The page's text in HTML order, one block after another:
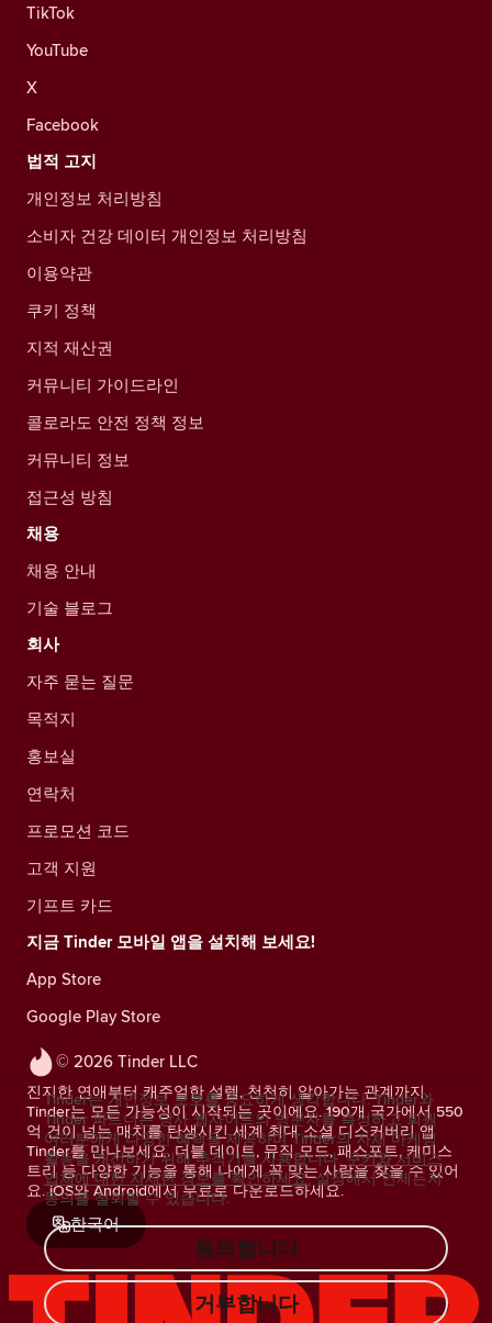
© 2026 Tinder LLC
진지한 연애부터 캐주얼한 설렘, 천천히 알아가는 관계까지.
Tinder는 모든 가능성이 시작되는 곳이에요. 190개 국가에서 550
억 건이 넘는 매치를 탄생시킨 세계 최대 소셜 디스커버리 앱
Tinder를 만나보세요. 더블 데이트, 뮤직 모드, 패스포트, 케미스
트리 등 다양한 기능을 통해 나에게 꼭 맞는 사람을 찾을 수 있어
요. iOS와 Android에서 무료로 다운로드하세요.
한국어
TikTok
YouTube
X
Facebook
법적 고지
개인정보 처리방침
소비자 건강 데이터 개인정보 처리방침
이용약관
쿠키 정책
지적 재산권
커뮤니티 가이드라인
콜로라도 안전 정책 정보
커뮤니티 정보
접근성 방침
채용
채용 안내
기술 블로그
회사
자주 묻는 질문
목적지
홍보실
연락처
프로모션 코드
고객 지원
기프트 카드
지금 Tinder 모바일 앱을 설치해 보세요!
App Store
Google Play Store
Tinder는 개인정보 보호를 중요하게 생각합니다. Tinder와
Tinder 파트너는 당사 웹사이트의 방문자를 측정하고 회원
여러분에게 다양한 혜택을 제공하며 Tinder의 자체 마케팅
활동을 개선하기 위해 추적기를 사용합니다. 쿠키와 서비스
업체에 대한 자세한 정보를 확인하세요. 설정에서 언제든지
동의를 철회할 수 있습니다.
동의합니다
거부합니다